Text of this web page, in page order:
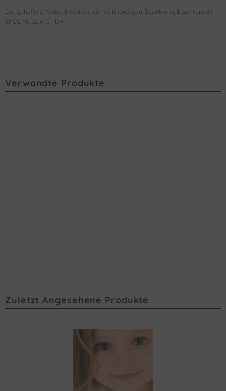
Die gelieferte Ware bleibt bis zur vollständigen Bezahlung Eigentum der
EROL Medien GmbH.
Verwandte Produkte
Zuletzt Angesehene Produkte